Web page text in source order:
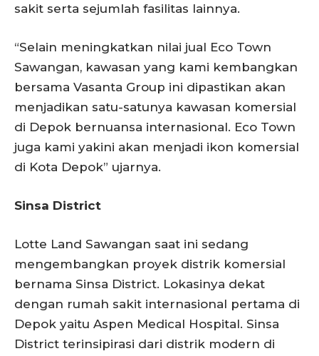
sakit serta sejumlah fasilitas lainnya.
“Selain meningkatkan nilai jual Eco Town
Sawangan, kawasan yang kami kembangkan
bersama Vasanta Group ini dipastikan akan
menjadikan satu-satunya kawasan komersial
di Depok bernuansa internasional. Eco Town
juga kami yakini akan menjadi ikon komersial
di Kota Depok” ujarnya.
Sinsa District
Lotte Land Sawangan saat ini sedang
mengembangkan proyek distrik komersial
bernama Sinsa District. Lokasinya dekat
dengan rumah sakit internasional pertama di
Depok yaitu Aspen Medical Hospital. Sinsa
District terinsipirasi dari distrik modern di